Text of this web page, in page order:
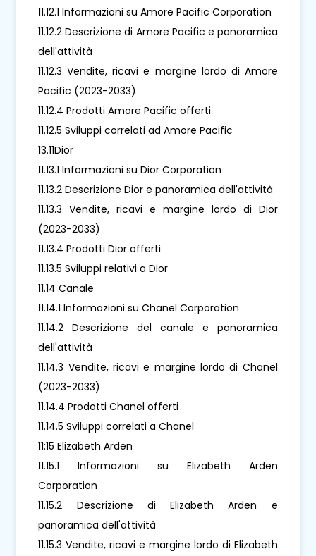
11.12.1 Informazioni su Amore Pacific Corporation
11.12.2 Descrizione di Amore Pacific e panoramica
dell'attività
11.12.3 Vendite, ricavi e margine lordo di Amore
Pacific (2023-2033)
11.12.4 Prodotti Amore Pacific offerti
11.12.5 Sviluppi correlati ad Amore Pacific
13.11Dior
11.13.1 Informazioni su Dior Corporation
11.13.2 Descrizione Dior e panoramica dell'attività
11.13.3 Vendite, ricavi e margine lordo di Dior
(2023-2033)
11.13.4 Prodotti Dior offerti
11.13.5 Sviluppi relativi a Dior
11.14 Canale
11.14.1 Informazioni su Chanel Corporation
11.14.2 Descrizione del canale e panoramica
dell'attività
11.14.3 Vendite, ricavi e margine lordo di Chanel
(2023-2033)
11.14.4 Prodotti Chanel offerti
11.14.5 Sviluppi correlati a Chanel
11:15 Elizabeth Arden
11.15.1 Informazioni su Elizabeth Arden
Corporation
11.15.2 Descrizione di Elizabeth Arden e
panoramica dell'attività
11.15.3 Vendite, ricavi e margine lordo di Elizabeth